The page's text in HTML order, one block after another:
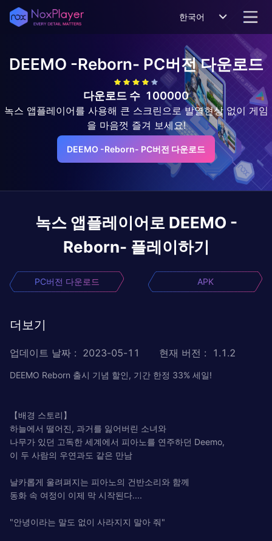
한국어
DEEMO -Reborn- PC버전 다운로드
다운로드 수 100000
녹스 앱플레이어를 사용해 큰 스크린으로 발열현상 없이 게임
을 마음껏 즐겨 보세요!
DEEMO -Reborn- PC버전 다운로드
녹스 앱플레이어로 DEEMO -
Reborn- 플레이하기
PC버전 다운로드 APK
더보기
업데이트 날짜 : 2023-05-11 현재 버전 : 1.1.2
DEEMO Reborn 출시 기념 할인, 기간 한정 33% 세일!
【배경 스토리】
하늘에서 떨어진, 과거를 잃어버린 소녀와
나무가 있던 고독한 세계에서 피아노를 연주하던 Deemo,
이 두 사람의 우연과도 같은 만남
날카롭게 울려펴지는 피아노의 건반소리와 함께
동화 속 여정이 이제 막 시작된다....
"안녕이라는 말도 없이 사라지지 말아 줘"